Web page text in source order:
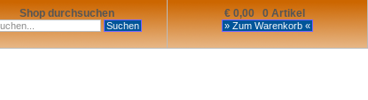
€ 0,00 0 Artikel
Shop durchsuchen